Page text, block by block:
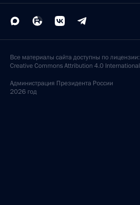
Все материалы сайта доступны по лицензии:
Creative Commons Attribution 4.0 International
Администрация Президента России
2026 год